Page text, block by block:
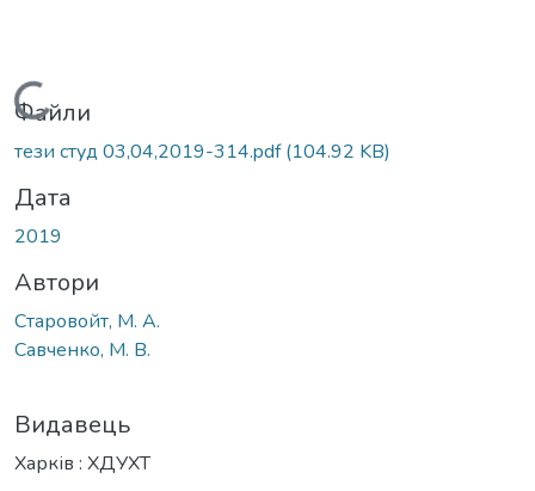
Вантажиться...
Файли
тези студ 03,04,2019-314.pdf(104.92 KB)
Дата
2019
Автори
Старовойт, М. А.
Савченко, М. В.
Видавець
Харків : ХДУХТ